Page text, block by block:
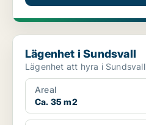
Lägenhet i Sundsvall
Lägenhet i Sundsvall
Lägenhet att hyra i Sundsvall
Areal
Ca. 35 m2